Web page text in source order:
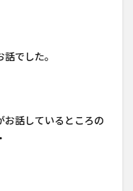
でした。
お話しているところの